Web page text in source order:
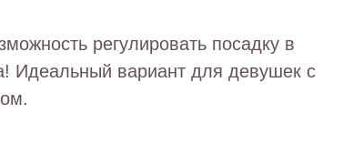
регулировать посадку в
Идеальный вариант для девушек с